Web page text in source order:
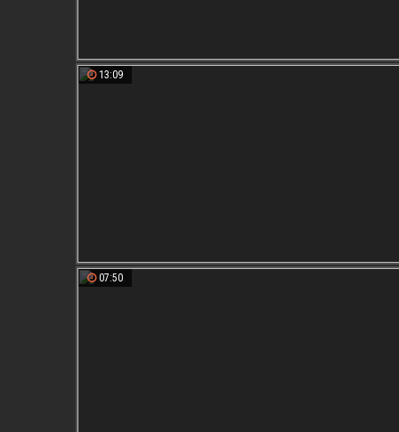
13:09
07:50